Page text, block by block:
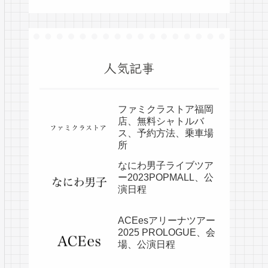
人気記事
ファミクラストア福岡
店、無料シャトルバ
ス、予約方法、乗車場
所
なにわ男子ライブツア
ー2023POPMALL、公
演日程
ACEesアリーナツアー
2025 PROLOGUE、会
場、公演日程